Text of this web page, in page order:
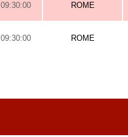
09:30:00 ROME
09:30:00 ROME